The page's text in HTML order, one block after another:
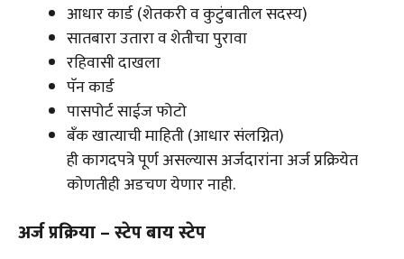
आधार कार्ड (शेतकरी व कुटुंबातील सदस्य)
सातबारा उतारा व शेतीचा पुरावा
रहिवासी दाखला
पॅन कार्ड
पासपोर्ट साईज फोटो
बँक खात्याची माहिती (आधार संलग्नित)
ही कागदपत्रे पूर्ण असल्यास अर्जदारांना अर्ज प्रक्रियेत
कोणतीही अडचण येणार नाही.
अर्ज प्रक्रिया – स्टेप बाय स्टेप